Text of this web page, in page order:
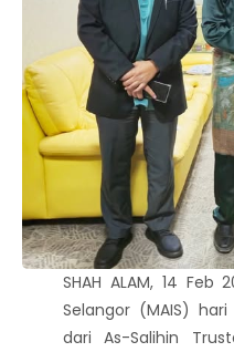
SHAH ALAM, 14 Feb
Selangor (MAIS)
dari As-Salihin